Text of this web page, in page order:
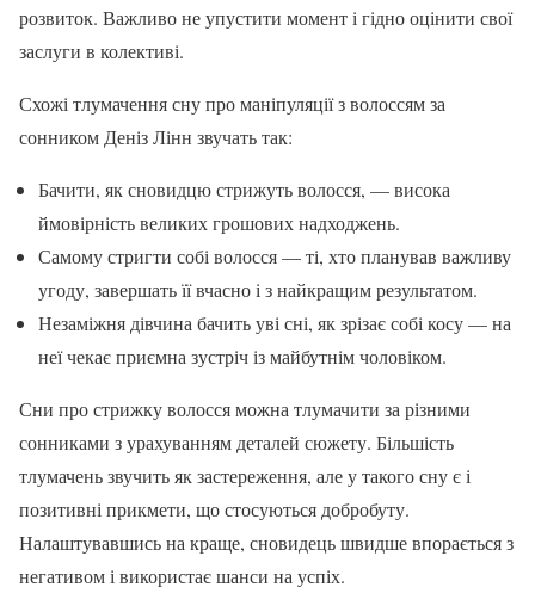
розвиток. Важливо не упустити момент і гідно оцінити свої
заслуги в колективі.
Схожі тлумачення сну про маніпуляції з волоссям за
сонником Деніз Лінн звучать так:
Бачити, як сновидцю стрижуть волосся, — висока
ймовірність великих грошових надходжень.
Самому стригти собі волосся — ті, хто планував важливу
угоду, завершать її вчасно і з найкращим результатом.
Незаміжня дівчина бачить уві сні, як зрізає собі косу — на
неї чекає приємна зустріч із майбутнім чоловіком.
Сни про стрижку волосся можна тлумачити за різними
сонниками з урахуванням деталей сюжету. Більшість
тлумачень звучить як застереження, але у такого сну є і
позитивні прикмети, що стосуються добробуту.
Налаштувавшись на краще, сновидець швидше впорається з
негативом і використає шанси на успіх.